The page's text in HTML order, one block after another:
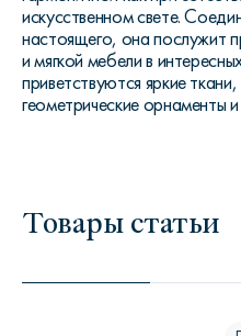
искусственном свете.
настоящего, она послужит
и мягкой мебели в
приветствуются яркие
геометрические орнаменты
Товары статьи